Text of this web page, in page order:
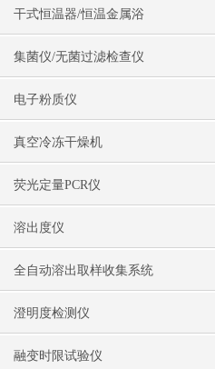
干式恒温器/恒温金属浴
集菌仪/无菌过滤检查仪
电子粉质仪
真空冷冻干燥机
荧光定量PCR仪
溶出度仪
全自动溶出取样收集系统
澄明度检测仪
融变时限试验仪